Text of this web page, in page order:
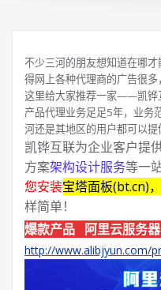
不少三河的朋友想知道在哪
得网上各种代理商的广告很多
这里给大家推荐一家——凯铧
产品代理业务足足5年，业务
河还是其地区的用户都可以提
凯铧互联为企业客户提
方案架构设计服务等一
您安装宝塔面板(bt.cn)，
样简单！
爆款产品 阿里云服务
http://www.alibjyun.com/